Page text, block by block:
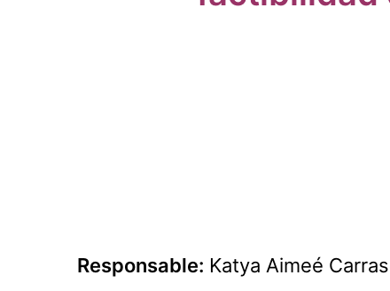
Responsable: Katya Aimeé